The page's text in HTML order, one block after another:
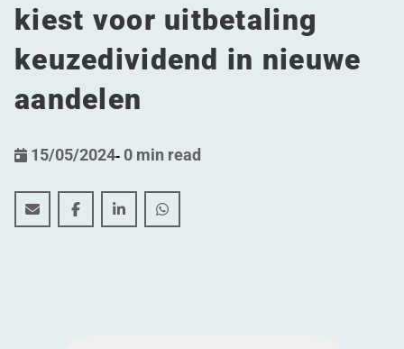
kiest voor uitbetaling
keuzedividend in nieuwe
aandelen
15/05/2024- 0 min read
60% van aandeelhouders kiest voor uitbetaling
60% van aandeelhouders kiest voor uitbetaling
60% van aandeelhouders kiest voor
60% van aandeelhouders kiest